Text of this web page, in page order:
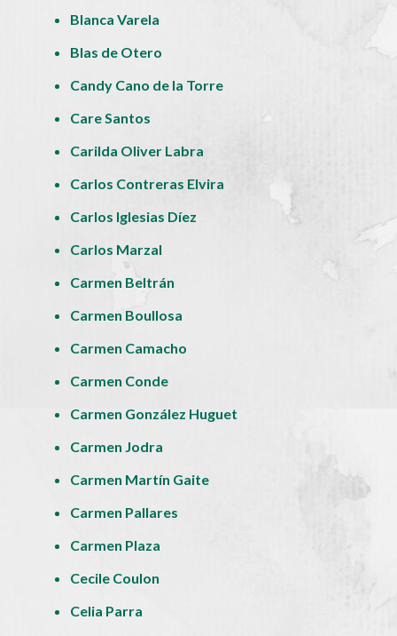
Blanca Varela
Blas de Otero
Candy Cano de la Torre
Care Santos
Carilda Oliver Labra
Carlos Contreras Elvira
Carlos Iglesias Díez
Carlos Marzal
Carmen Beltrán
Carmen Boullosa
Carmen Camacho
Carmen Conde
Carmen González Huguet
Carmen Jodra
Carmen Martín Gaite
Carmen Pallares
Carmen Plaza
Cecile Coulon
Celia Parra